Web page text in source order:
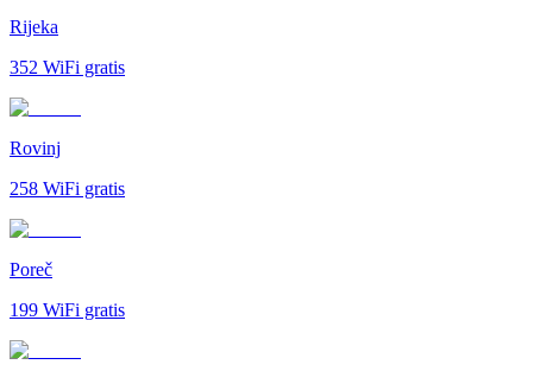
Rijeka
352 WiFi gratis
Rovinj
258 WiFi gratis
Poreč
199 WiFi gratis